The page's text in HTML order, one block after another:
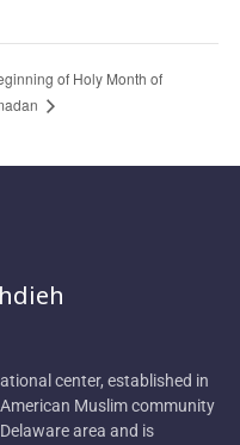
of Holy Month of
center, established in
Muslim community
area and is